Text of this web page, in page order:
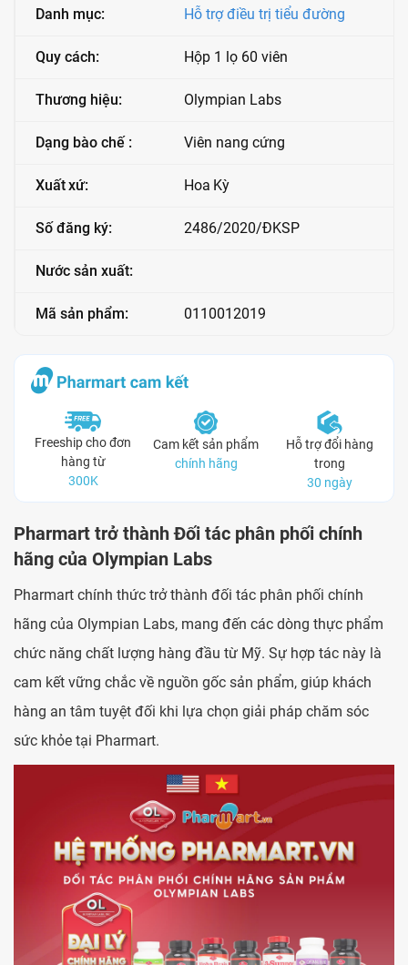
Danh mục: Hỗ trợ điều trị tiểu đường
Quy cách: Hộp 1 lọ 60 viên
Thương hiệu: Olympian Labs
Dạng bào chế : Viên nang cứng
Xuất xứ: Hoa Kỳ
Số đăng ký: 2486/2020/ĐKSP
Nước sản xuất:
Mã sản phẩm: 0110012019
Freeship cho đơn
hàng từ
300K
Cam kết sản phẩm
chính hãng
Hỗ trợ đổi hàng
trong
30 ngày
Pharmart trở thành Đối tác phân phối chính
hãng của Olympian Labs
Pharmart chính thức trở thành đối tác phân phối chính
hãng của Olympian Labs, mang đến các dòng thực phẩm
chức năng chất lượng hàng đầu từ Mỹ. Sự hợp tác này là
cam kết vững chắc về nguồn gốc sản phẩm, giúp khách
hàng an tâm tuyệt đối khi lựa chọn giải pháp chăm sóc
sức khỏe tại Pharmart.